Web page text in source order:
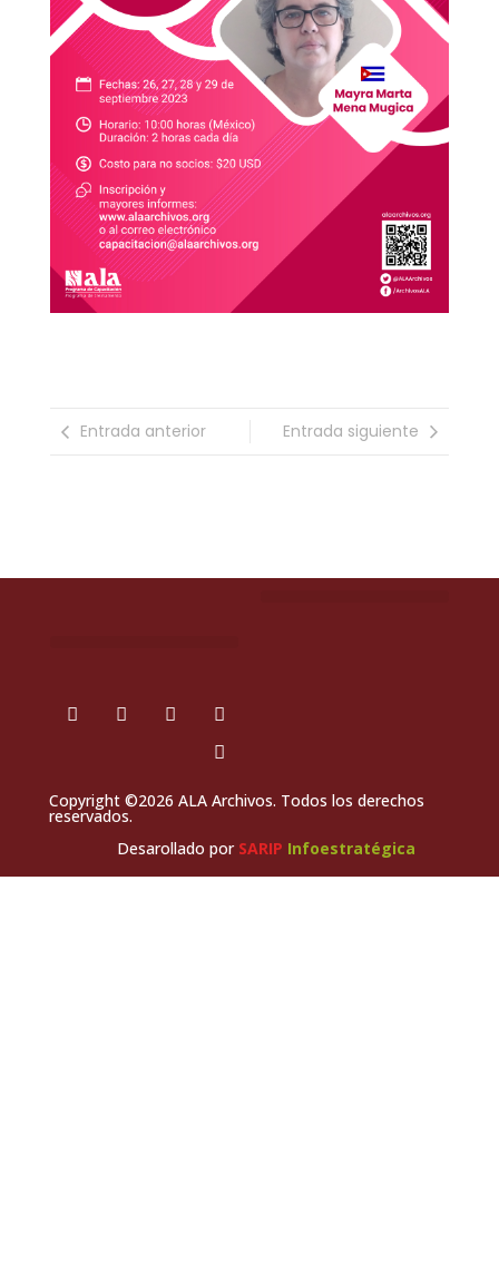
Entrada anterior Entrada siguiente
Copyright ©2026 ALA Archivos. Todos los derechos
reservados.
Desarollado por SARIP Infoestratégica